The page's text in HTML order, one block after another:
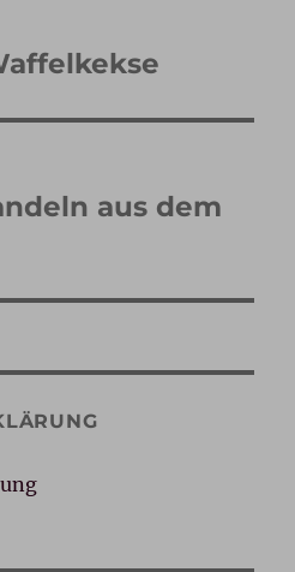
aus dem